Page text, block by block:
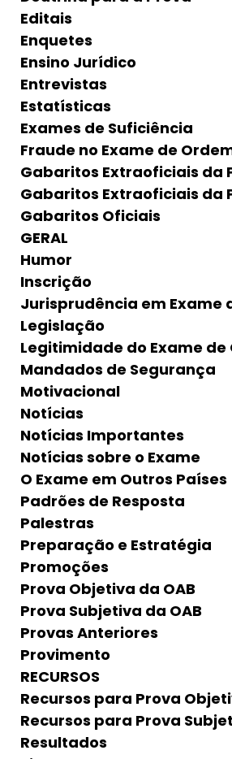
Editais
Enquetes
Ensino Jurídico
Entrevistas
Estatísticas
Exames de Suficiência
Fraude no Exame de
Gabaritos Extraoficiais da
Gabaritos Extraoficiais da
Gabaritos Oficiais
GERAL
Humor
Inscrição
Jurisprudência em Exame
Legislação
Legitimidade do Exame de
Mandados de Segurança
Motivacional
Notícias
Notícias Importantes
Notícias sobre o Exame
O Exame em Outros Países
Padrões de Resposta
Palestras
Preparação e Estratégia
Promoções
Prova Objetiva da OAB
Prova Subjetiva da OAB
Provas Anteriores
Provimento
RECURSOS
Recursos para Prova
Recursos para Prova
Resultados